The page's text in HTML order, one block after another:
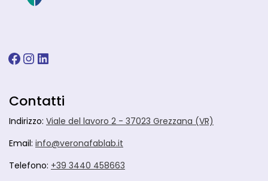
Facebook
Instagram
LinkedIn
Contatti
Indirizzo: Viale del lavoro 2 - 37023 Grezzana (VR)
Email: info@veronafablab.it
Telefono: +39 3440 458663